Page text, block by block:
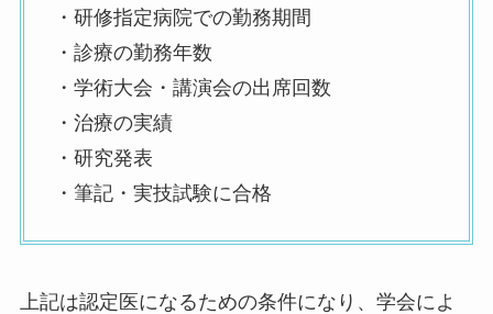
・研修指定病院での勤務期間
・診療の勤務年数
・学術大会・講演会の出席回数
・治療の実績
・研究発表
・筆記・実技試験に合格
上記は認定医になるための条件になり、学会によ